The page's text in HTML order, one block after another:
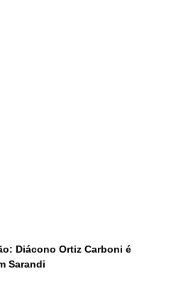
Diácono Ortiz Carboni é
Sarandi